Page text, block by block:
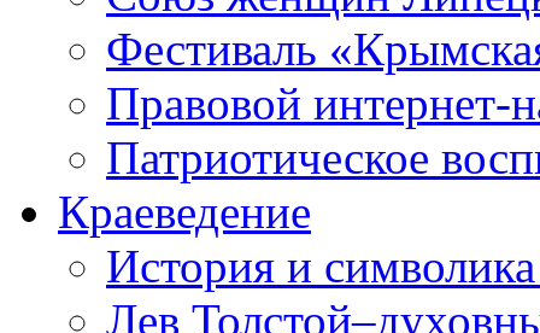
Фестиваль
Правовой интернет-
Патриотическое
Краеведение
История и
Лев